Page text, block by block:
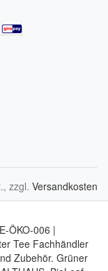
zzgl. Versandkosten
ÖKO-006 |
Tee Fachhändler
Zubehör. Grüner